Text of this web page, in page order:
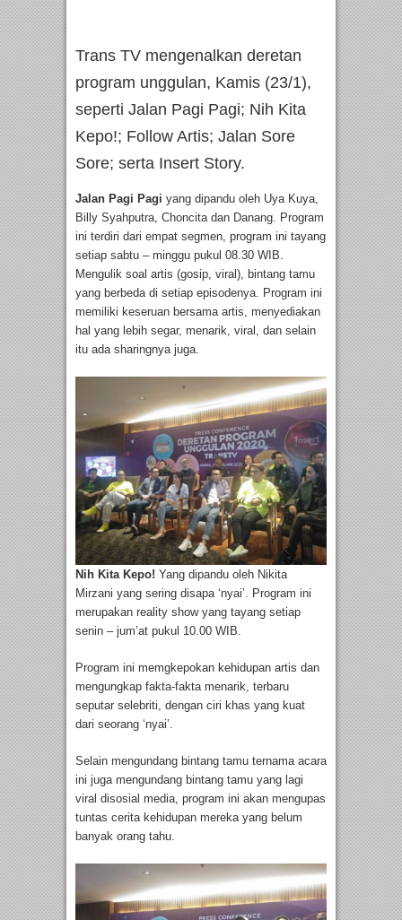
Trans TV mengenalkan deretan
program unggulan, Kamis (23/1),
seperti Jalan Pagi Pagi; Nih Kita
Kepo!; Follow Artis; Jalan Sore
Sore; serta Insert Story.
Jalan Pagi Pagi yang dipandu oleh Uya Kuya,
Billy Syahputra, Choncita dan Danang. Program
ini terdiri dari empat segmen, program ini tayang
setiap sabtu – minggu pukul 08.30 WIB.
Mengulik soal artis (gosip, viral), bintang tamu
yang berbeda di setiap episodenya. Program ini
memiliki keseruan bersama artis, menyediakan
hal yang lebih segar, menarik, viral, dan selain
itu ada sharingnya juga.
Nih Kita Kepo! Yang dipandu oleh Nikita
Mirzani yang sering disapa ‘nyai’. Program ini
merupakan reality show yang tayang setiap
senin – jum’at pukul 10.00 WIB.
Program ini memgkepokan kehidupan artis dan
mengungkap fakta-fakta menarik, terbaru
seputar selebriti, dengan ciri khas yang kuat
dari seorang ‘nyai’.
Selain mengundang bintang tamu ternama acara
ini juga mengundang bintang tamu yang lagi
viral disosial media, program ini akan mengupas
tuntas cerita kehidupan mereka yang belum
banyak orang tahu.